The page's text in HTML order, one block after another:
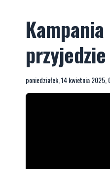
poniedziałek, 14 kwietnia 2025,